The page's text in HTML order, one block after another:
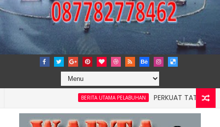
BERITA UTAMA PELABUHAN
PERKUAT TATA KELOLA
4: Pelindo Jasa Maritim Dengar Keluhan dan Kebutuhan